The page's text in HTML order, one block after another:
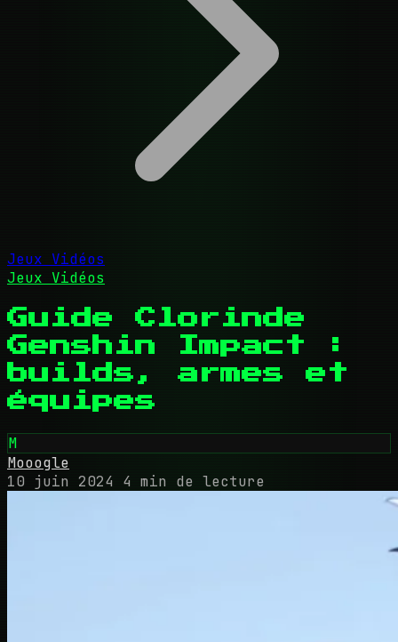
Jeux Vidéos
Jeux Vidéos
Guide Clorinde
Genshin Impact :
builds, armes et
équipes
M
Mooogle
10 juin 2024 4 min de lecture